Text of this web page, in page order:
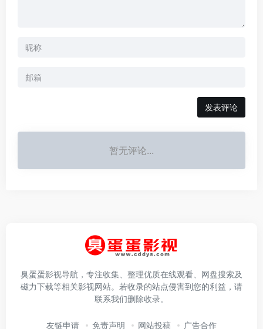
发表评论
暂无评论...
臭蛋蛋影视导航，专注收集、整理优质在线观看、网盘搜索及
磁力下载等相关影视网站。若收录的站点侵害到您的利益，请
联系我们删除收录。
友链申请 免责声明 网站投稿 广告合作